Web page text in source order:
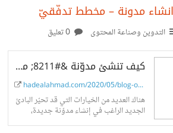
Hw55fJs2dIn1g أهم التغييرات في هذا الإصدار: 1. إضافة
فقرة للحديث عن الفرق بين المدون والصحفي. 2. التمييز بين
التدوين والكتابة وإضافة رابط لنقاش حول الموضوع. 3. تغيير
بعض الفقرات. يسعدني لو شاركتم ما
بخصوص الكتيّب وكيف من الممكن أن
على هذا الموضوع سأحاول الإجابة أيضاً
بالتدوين في هذا الموضوع قدر الإمكان -
مدونة – مخطط تدفّقيّ
التدوين وصناعة المحتوى
كيف تنشئ مدوّنة &#8211; مخطط تدفّقيّ
hadealahmad.com/2020/05/blog-opt...
هناك العديد من الخيارات التي قد تحيّر البادئ
الجديد الراغب في إنشاء مدوّنة جديدة،
وبسبب العديد من النصائح المختلفة والمقالات